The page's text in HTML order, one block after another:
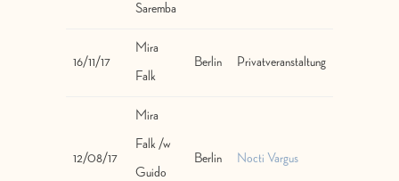
Saremba
16/11/17
Mira
Falk
Berlin Privatveranstaltung
12/08/17
Mira
Falk /w
Guido
Berlin Nocti Vargus